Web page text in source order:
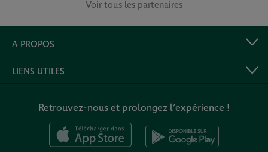
Voir tous les partenaires
A PROPOS
LIENS UTILES
Retrouvez-nous et prolongez l’expérience !